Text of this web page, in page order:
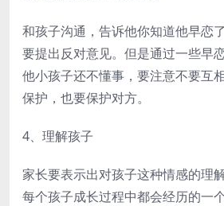
和孩子沟通，告诉他你知道他早恋
要提出反对意见。但是通过一些早
他小孩子还不懂事，要注意不要互
保护，也要保护对方。
4、理解孩子
家长要表示出对孩子这种情感的理
每个孩子成长过程中都会经历的一